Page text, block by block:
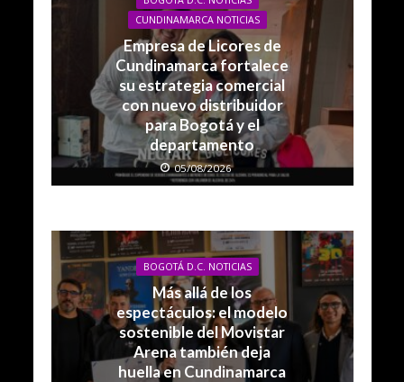
CUNDINAMARCA NOTICIAS
Empresa de Licores de
Cundinamarca fortalece
su estrategia comercial
con nuevo distribuidor
para Bogotá y el
departamento
05/08/2026
BOGOTÁ D.C. NOTICIAS
Más allá de los
espectáculos: el modelo
sostenible del Movistar
Arena también deja
huella en Cundinamarca